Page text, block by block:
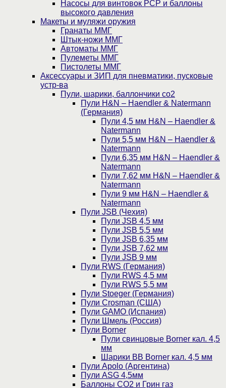
Насосы для винтовок PCP и баллоны
высокого давления
Макеты и муляжи оружия
Гранаты ММГ
Штык-ножи ММГ
Автоматы ММГ
Пулеметы ММГ
Пистолеты ММГ
Аксессуары и ЗИП для пневматики, пусковые
устр-ва
Пули, шарики, баллончики со2
Пули H&N – Haendler & Natermann
(Германия)
Пули 4,5 мм H&N – Haendler &
Natermann
Пули 5,5 мм H&N – Haendler &
Natermann
Пули 6,35 мм H&N – Haendler &
Natermann
Пули 7,62 мм H&N – Haendler &
Natermann
Пули 9 мм H&N – Haendler &
Natermann
Пули JSB (Чехия)
Пули JSB 4,5 мм
Пули JSB 5,5 мм
Пули JSB 6,35 мм
Пули JSB 7,62 мм
Пули JSB 9 мм
Пули RWS (Германия)
Пули RWS 4,5 мм
Пули RWS 5,5 мм
Пули Stoeger (Германия)
Пули Crosman (США)
Пули GAMO (Испания)
Пули Шмель (Россия)
Пули Borner
Пули свинцовые Borner кал. 4,5
мм
Шарики BB Borner кал. 4,5 мм
Пули Apolo (Аргентина)
Пули ASG 4,5мм
Баллоны CO2 и Грин газ